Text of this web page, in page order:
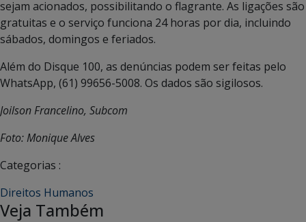
sejam acionados, possibilitando o flagrante. As ligações são
gratuitas e o serviço funciona 24 horas por dia, incluindo
sábados, domingos e feriados.
Além do Disque 100, as denúncias podem ser feitas pelo
WhatsApp, (61) 99656-5008. Os dados são sigilosos.
Joilson Francelino, Subcom
Foto: Monique Alves
Categorias :
Direitos Humanos
Veja Também